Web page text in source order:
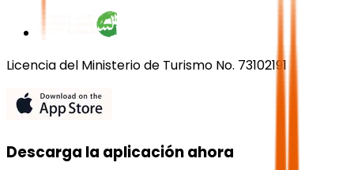
Licencia del Ministerio de Turismo No. 73102191
Descarga la aplicación ahora